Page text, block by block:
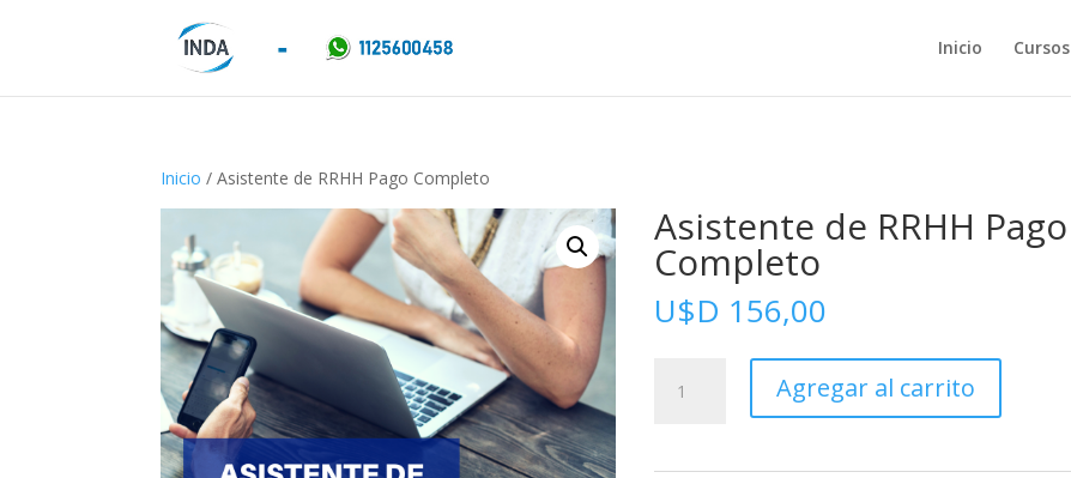
Inicio Cursos
Inicio / Asistente de RRHH Pago Completo
Asistente de RRHH Pago
Completo
U$D 156,00
Agregar al carrito